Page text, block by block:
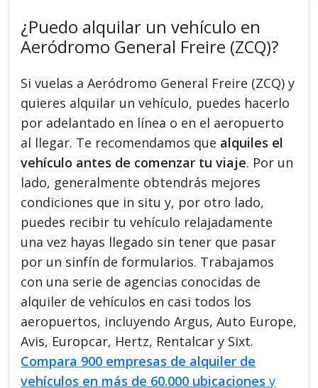
¿Puedo alquilar un vehículo en
Aeródromo General Freire (ZCQ)?
Si vuelas a Aeródromo General Freire (ZCQ) y
quieres alquilar un vehículo, puedes hacerlo
por adelantado en línea o en el aeropuerto
al llegar. Te recomendamos que alquiles el
vehículo antes de comenzar tu viaje. Por un
lado, generalmente obtendrás mejores
condiciones que in situ y, por otro lado,
puedes recibir tu vehículo relajadamente
una vez hayas llegado sin tener que pasar
por un sinfín de formularios. Trabajamos
con una serie de agencias conocidas de
alquiler de vehículos en casi todos los
aeropuertos, incluyendo Argus, Auto Europe,
Avis, Europcar, Hertz, Rentalcar y Sixt.
Compara 900 empresas de alquiler de
vehículos en más de 60.000 ubicaciones y